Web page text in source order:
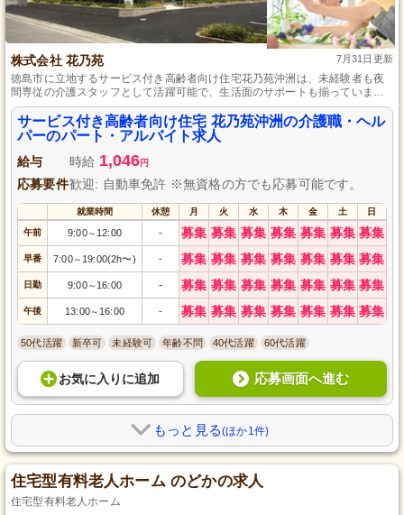
株式会社 花乃苑 7月31日更新
徳島市に立地するサービス付き高齢者向け住宅花乃苑沖洲は、未経験者も夜
間専従の介護スタッフとして活躍可能で、生活面のサポートも揃っていま
す。
サービス付き高齢者向け住宅 花乃苑沖洲の介護職・ヘル
パーのパート・アルバイト求人
給与 時給 1,046円
応募要件歓迎: 自動車免許 ※無資格の方でも応募可能です。
就業時間 休憩 月 火 水 木 金 土 日
午前 9:00～ 12:00 - 募集 募集 募集 募集 募集 募集 募集
早番 7:00～ 19:00(2h〜) - 募集 募集 募集 募集 募集 募集 募集
日勤 9:00～ 16:00 - 募集 募集 募集 募集 募集 募集 募集
午後 13:00～ 16:00 - 募集 募集 募集 募集 募集 募集 募集
50代活躍 新卒可 未経験可 年齢不問 40代活躍 60代活躍
お気に入り に追加 応募画面へ進む
もっと見る(ほか1件)
住宅型有料老人ホーム のどかの求人
住宅型有料老人ホーム